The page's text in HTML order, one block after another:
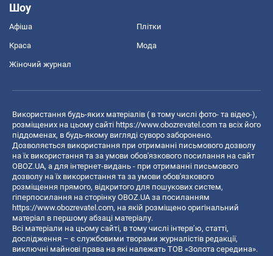
Шоу
Афіша Плітки
Краса Мода
Жіночий журнал
Використання будь-яких матеріалів ( в тому числі фото- та відео-),
розміщених на цьому сайті https://www.obozrevatel.com та всіх його
піддоменах, в будь-якому вигляді суворо заборонено.
Дозволяється використання при отриманні письмового дозволу
на їх використання та за умови обов'язкового посилання на сайт
OBOZ.UA, а для інтернет-видань - при отриманні письмового
дозволу на їх використання та за умови обов'язкового
розміщення прямого, відкритого для пошукових систем,
гіперпосилання на сторінку OBOZ.UA за посиланням
https://www.obozrevatel.com, на якій розміщено оригінальний
матеріал в першому абзаці матеріалу.
Всі матеріали на цьому сайті, в тому числі інтерв’ю, статті,
дослідження – є службовими творами журналістів редакції,
виключні майнові права на які належать ТОВ «Золота середина».